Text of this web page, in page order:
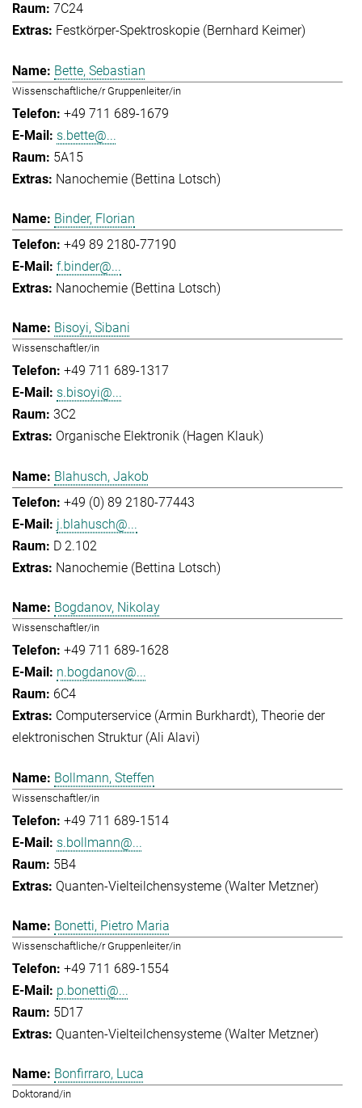
7C24
Festkörper-Spektroskopie (Bernhard Keimer)
Bette, Sebastian
Wissenschaftliche/r Gruppenleiter/in
+49 711 689-1679
s.bette@...
5A15
Nanochemie (Bettina Lotsch)
Binder, Florian
+49 89 2180-77190
f.binder@...
Nanochemie (Bettina Lotsch)
Bisoyi, Sibani
Wissenschaftler/in
+49 711 689-1317
s.bisoyi@...
3C2
Organische Elektronik (Hagen Klauk)
Blahusch, Jakob
+49 (0) 89 2180-77443
j.blahusch@...
D 2.102
Nanochemie (Bettina Lotsch)
Bogdanov, Nikolay
Wissenschaftler/in
+49 711 689-1628
n.bogdanov@...
6C4
Computerservice (Armin Burkhardt) Theorie der
elektronischen Struktur (Ali Alavi)
Bollmann, Steffen
Wissenschaftler/in
+49 711 689-1514
s.bollmann@...
5B4
Quanten-Vielteilchensysteme (Walter Metzner)
Bonetti, Pietro Maria
Wissenschaftliche/r Gruppenleiter/in
+49 711 689-1554
p.bonetti@...
5D17
Quanten-Vielteilchensysteme (Walter Metzner)
Bonfirraro, Luca
Doktorand/in